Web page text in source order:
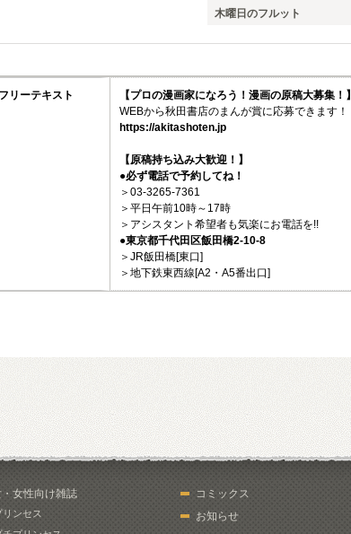
木曜日のフルット
フリーテキスト
【プロの漫画家になろう！漫画の原稿大募集！】
WEBから秋田書店のまんが賞に応募できます！
https://akitashoten.jp
【原稿持ち込み大歓迎！】
●必ず電話で予約してね！
＞03-3265-7361
＞平日午前10時～17時
＞アシスタント希望者も気楽にお電話を!!
●東京都千代田区飯田橋2-10-8
＞JR飯田橋[東口]
＞地下鉄東西線[A2・A5番出口]
・女性向け雑誌
リンセス
コミックス
お知らせ